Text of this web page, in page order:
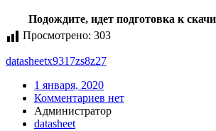
Подождите, идет подготовка к
Просмотрено: 303
datasheetx9317zs8z27
1 января, 2020
Комментариев нет
Администратор
datasheet